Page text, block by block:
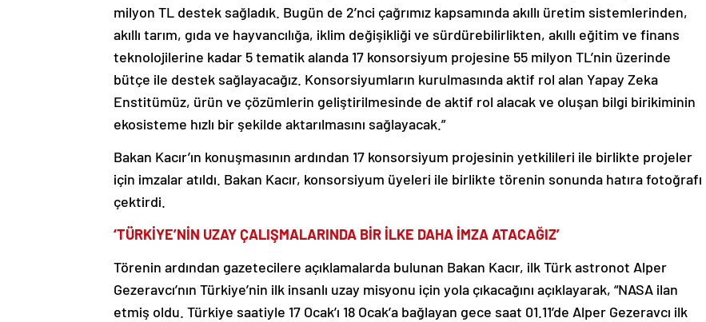
milyon TL destek sağladık. Bugün de 2’nci çağrımız kapsamında akıllı üretim sistemlerinden,
akıllı tarım, gıda ve hayvancılığa, iklim değişikliği ve sürdürebilirlikten, akıllı eğitim ve finans
teknolojilerine kadar 5 tematik alanda 17 konsorsiyum projesine 55 milyon TL’nin üzerinde
bütçe ile destek sağlayacağız. Konsorsiyumların kurulmasında aktif rol alan Yapay Zeka
Enstitümüz, ürün ve çözümlerin geliştirilmesinde de aktif rol alacak ve oluşan bilgi birikiminin
ekosisteme hızlı bir şekilde aktarılmasını sağlayacak.”
Bakan Kacır’ın konuşmasının ardından 17 konsorsiyum projesinin yetkilileri ile birlikte projeler
için imzalar atıldı. Bakan Kacır, konsorsiyum üyeleri ile birlikte törenin sonunda hatıra fotoğrafı
çektirdi.
‘TÜRKİYE’NİN UZAY ÇALIŞMALARINDA BİR İLKE DAHA İMZA ATACAĞIZ’
Törenin ardından gazetecilere açıklamalarda bulunan Bakan Kacır, ilk Türk astronot Alper
Gezeravcı’nın Türkiye’nin ilk insanlı uzay misyonu için yola çıkacağını açıklayarak, “NASA ilan
etmiş oldu. Türkiye saatiyle 17 Ocak’ı 18 Ocak’a bağlayan gece saat 01.11’de Alper Gezeravcı ilk